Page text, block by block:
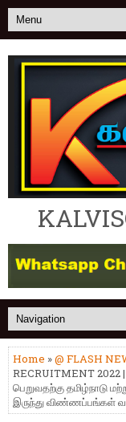
Home »@ FLASH
RECRUITMENT 2022
பெறுவதற்கு தமிழ்நாடு
இருந்து விண்ணப்பங்கள்